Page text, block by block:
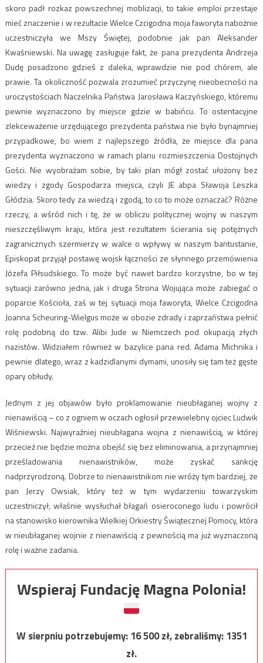
skoro padł rozkaz powszechnej moblizacji, to takie emploi przestaje
mieć znaczenie i w rezultacie Wielce Czcigodna moja faworyta nabożnie
uczestniczyła we Mszy Świętej, podobnie jak pan Aleksander
Kwaśniewski. Na uwagę zasługuje fakt, że pana prezydenta Andrzeja
Dudę posadzono gdzieś z daleka, wprawdzie nie pod chórem, ale
prawie. Ta okoliczność pozwala zrozumieć przyczynę nieobecności na
uroczystościach Naczelnika Państwa Jarosława Kaczyńskiego, któremu
pewnie wyznaczono by miejsce gdzie w babińcu. To ostentacyjne
zlekceważenie urzędującego prezydenta państwa nie było bynajmniej
przypadkowe, bo wiem z najlepszego źródła, że miejsce dla pana
prezydenta wyznaczono w ramach planu rozmieszczenia Dostojnych
Gości. Nie wyobrażam sobie, by taki plan mógł zostać ułożony bez
wiedzy i zgody Gospodarza miejsca, czyli JE abpa Sławoja Leszka
Głódzia. Skoro tedy za wiedzą i zgodą, to co to może oznaczać? Różne
rzeczy, a wśród nich i tę, że w obliczu politycznej wojny w naszym
nieszczęśliwym kraju, która jest rezultatem ścierania się potężnych
zagranicznych szermierzy w walce o wpływy w naszym bantustanie,
Episkopat przyjął postawę wojsk łączności ze słynnego przemówienia
Józefa Piłsudskiego. To może być nawet bardzo korzystne, bo w tej
sytuacji zarówno jedna, jak i druga Strona Wojująca może zabiegać o
poparcie Kościoła, zaś w tej sytuacji moja faworyta, Wielce Czcigodna
Joanna Scheuring-Wielgus może w obozie zdrady i zaprzaństwa pełnić
rolę podobną do tzw. Alibi Jude w Niemczech pod okupacją złych
nazistów. Widziałem również w bazylice pana red. Adama Michnika i
pewnie dlatego, wraz z kadzidlanymi dymami, unosiły się tam też gęste
opary obłudy.
Jednym z jej objawów było proklamowanie nieubłaganej wojny z
nienawiścią – co z ogniem w oczach ogłosił przewielebny ojciec Ludwik
Wiśniewski. Najwyraźniej nieubłagana wojna z nienawiścią, w której
przecież nie będzie można obejść się bez eliminowania, a przynajmniej
prześladowania nienawistników, może zyskać sankcję
nadprzyrodzoną. Dobrze to nienawistnikom nie wróży tym bardziej, że
pan Jerzy Owsiak, który też w tym wydarzeniu towarzyskim
uczestniczył, właśnie wysłuchał błagań osieroconego ludu i powrócił
na stanowisko kierownika Wielkiej Orkiestry Świątecznej Pomocy, która
w nieubłaganej wojnie z nienawiścią z pewnością ma już wyznaczoną
rolę i ważne zadania.
Wspieraj Fundację Magna Polonia!
W sierpniu potrzebujemy:16 500zł, zebraliśmy:1351
zł.